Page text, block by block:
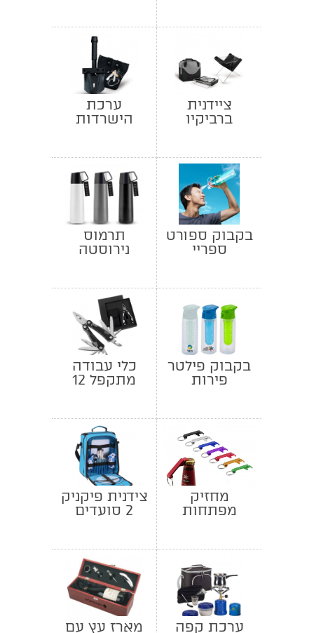
ציידנית
ברביקיו
ערכת
הישרדות
בקבוק ספורט
ספריי
תרמוס
נירוסטה
בקבוק פילטר
פירות
כלי עבודה
מתקפל 12
מחזיק
מפתחות
צידנית פיקניק
2 סועדים
ערכת קפה
מארז עץ עם